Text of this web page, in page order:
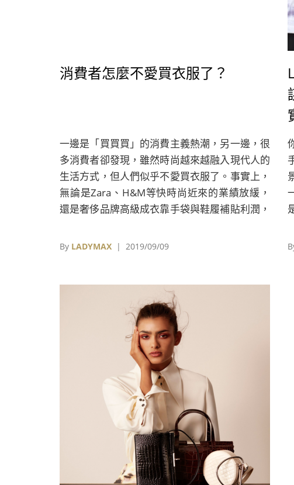
消費者怎麼不愛買衣服了？
一邊是「買買買」的消費主義熱潮，另一邊，很
多消費者卻發現，雖然時尚越來越融入現代人的
生活方式，但人們似乎不愛買衣服了。事實上，
無論是Zara、H&M等快時尚近來的業績放緩，
還是奢侈品牌高級成衣靠手袋與鞋履補貼利潤，
興起，無一不佐證著，服飾行業巨大的變化正在
By LADYMAX | 2019/09/09